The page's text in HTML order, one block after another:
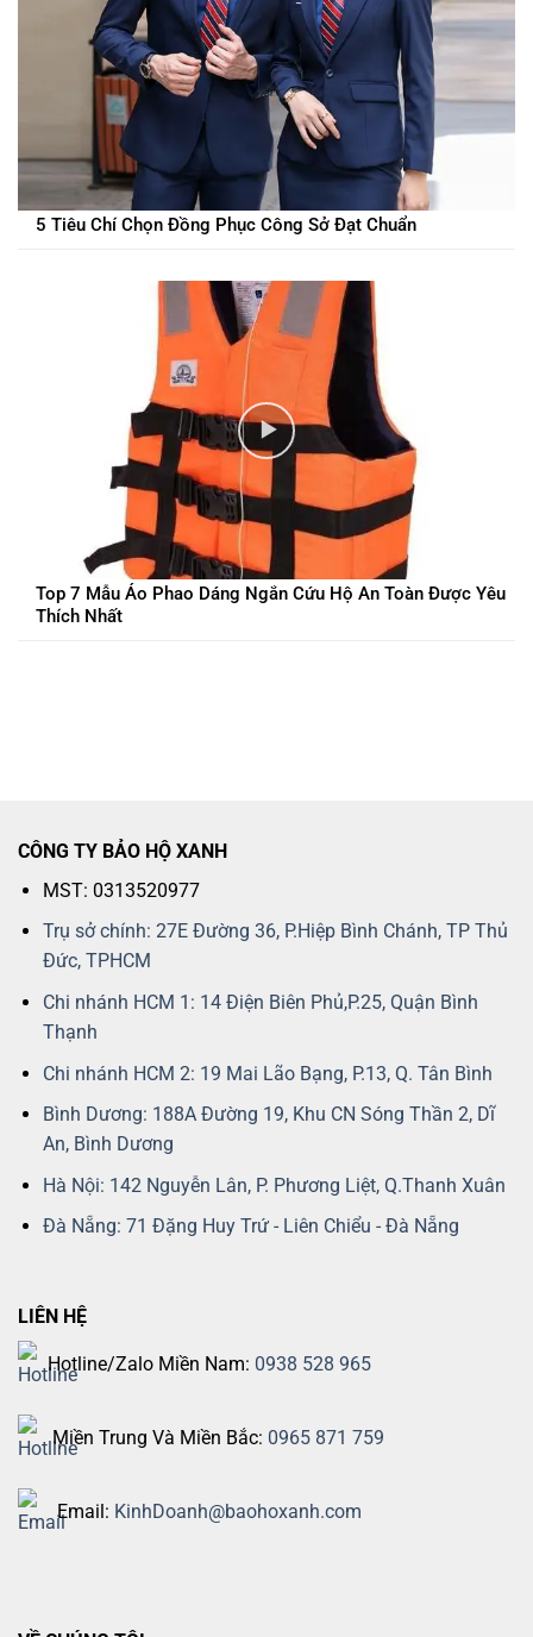
5 Tiêu Chí Chọn Đồng Phục Công Sở Đạt Chuẩn
Top 7 Mẫu Áo Phao Dáng Ngắn Cứu Hộ An Toàn Được Yêu
Thích Nhất
CÔNG TY BẢO HỘ XANH
MST: 0313520977
Trụ sở chính: 27E Đường 36, P.Hiệp Bình Chánh, TP Thủ
Đức, TPHCM
Chi nhánh HCM 1: 14 Điện Biên Phủ,P.25, Quận Bình
Thạnh
Chi nhánh HCM 2: 19 Mai Lão Bạng, P.13, Q. Tân Bình
Bình Dương: 188A Đường 19, Khu CN Sóng Thần 2, Dĩ
An, Bình Dương
Hà Nội: 142 Nguyễn Lân, P. Phương Liệt, Q.Thanh Xuân
Đà Nẵng: 71 Đặng Huy Trứ - Liên Chiểu - Đà Nẵng
LIÊN HỆ
Hotline/Zalo Miền Nam: 0938 528 965
Miền Trung Và Miền Bắc: 0965 871 759
Email: KinhDoanh@baohoxanh.com